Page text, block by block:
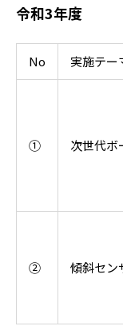
令和3年度
No 実施テー
① 次世代ボ
② 傾斜セン